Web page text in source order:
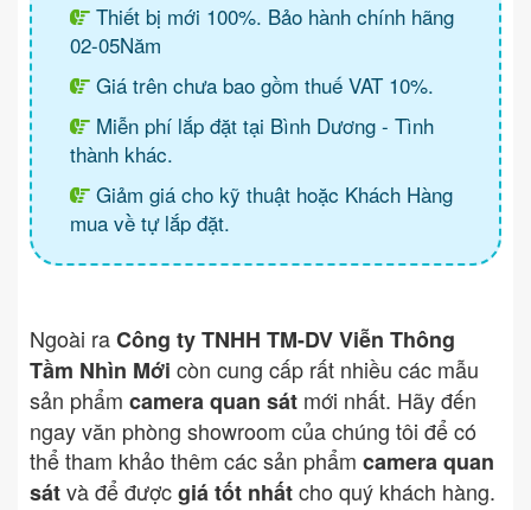
Thiết bị mới 100%. Bảo hành chính hãng
02-05Năm
Giá trên chưa bao gồm thuế VAT 10%.
Miễn phí lắp đặt tại Bình Dương - Tình
thành khác.
Giảm giá cho kỹ thuật hoặc Khách Hàng
mua về tự lắp đặt.
Ngoài raCông ty TNHH TM-DV Viễn Thông
Tầm Nhìn Mới còn cung cấp rất nhiều các mẫu
sản phẩm camera quan sát mới nhất. Hãy đến
ngay văn phòng showroom của chúng tôi để có
thể tham khảo thêm các sản phẩm camera quan
sátvà để đượcgiá tốt nhấtcho quý khách hàng.